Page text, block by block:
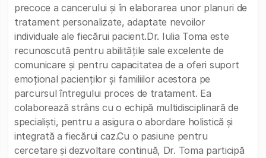
precoce a cancerului și în elaborarea unor planuri de
tratament personalizate, adaptate nevoilor
individuale ale fiecărui pacient.Dr. Iulia Toma este
recunoscută pentru abilitățile sale excelente de
comunicare și pentru capacitatea de a oferi suport
emoțional pacienților și familiilor acestora pe
parcursul întregului proces de tratament. Ea
colaborează strâns cu o echipă multidisciplinară de
specialiști, pentru a asigura o abordare holistică și
integrată a fiecărui caz.Cu o pasiune pentru
cercetare și dezvoltare continuă, Dr. Toma participă